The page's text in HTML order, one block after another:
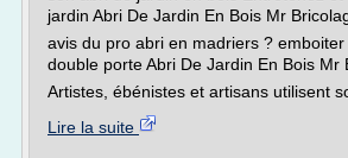
jardin Abri De Jardin En Bois Mr
avis du pro abri en madriers ?
double porte Abri De Jardin En Bois Mr
Artistes, ébénistes et artisans utilisent
Lire la suite